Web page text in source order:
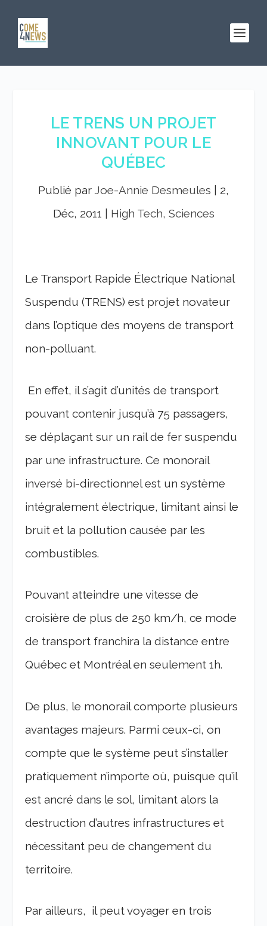
LE TRENS UN PROJET
INNOVANT POUR LE
QUÉBEC
Publié par Joe-Annie Desmeules
2,
Déc, 2011
High Tech, Sciences
Le Transport Rapide Électrique National
Suspendu (TRENS) est projet novateur
dans l’optique des moyens de transport
non-polluant.
En effet, il s’agit d’unités de transport
pouvant contenir jusqu’à 75 passagers,
se déplaçant sur un rail de fer suspendu
par une infrastructure. Ce monorail
inversé bi-directionnel est un système
intégralement électrique, limitant ainsi le
bruit et la pollution causée par les
combustibles.
Pouvant atteindre une vitesse de
croisière de plus de 250 km/h, ce mode
de transport franchira la distance entre
Québec et Montréal en seulement 1h.
De plus, le monorail comporte plusieurs
avantages majeurs. Parmi ceux-ci, on
compte que le système peut s’installer
pratiquement n’importe où, puisque qu’il
est ancré dans le sol, limitant alors la
destruction d’autres infrastructures et
nécessitant peu de changement du
territoire.
Par ailleurs, il peut voyager en trois